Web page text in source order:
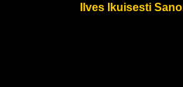
Ilves Ikuisesti